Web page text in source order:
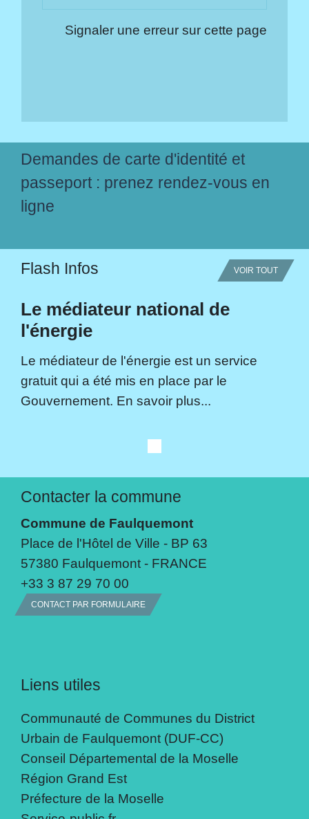
Signaler une erreur sur cette page
Demandes de carte d'identité et
passeport : prenez rendez-vous en
ligne
Flash Infos VOIR TOUT
Le médiateur national de
l'énergie
Le médiateur de l'énergie est un service
gratuit qui a été mis en place par le
Gouvernement. En savoir plus...
Contacter la commune
Commune de Faulquemont
Place de l'Hôtel de Ville - BP 63
57380 Faulquemont - FRANCE
+33 3 87 29 70 00
CONTACT PAR FORMULAIRE
Liens utiles
Communauté de Communes du District
Urbain de Faulquemont (DUF-CC)
Conseil Départemental de la Moselle
Région Grand Est
Préfecture de la Moselle